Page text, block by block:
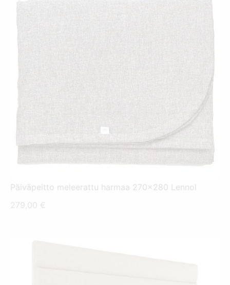
Päiväpeitto meleerattu harmaa 270x280 Lennol
279,00 €